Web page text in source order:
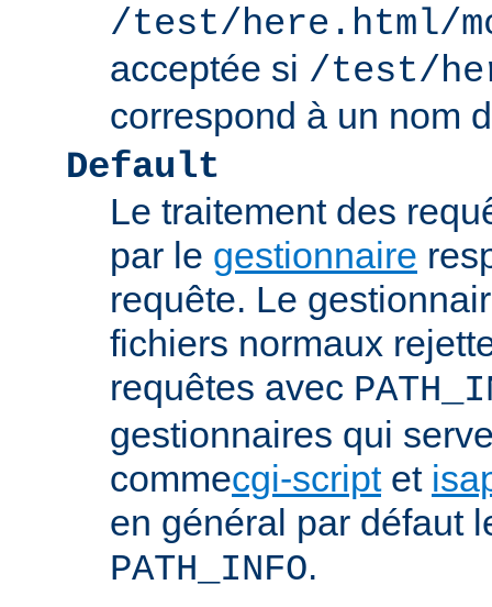
/test/here.html/
acceptée si /test/
correspond à un nom
Default
Le traitement des
par le gestionnaire
requête. Le
fichiers normaux
requêtes avec
gestionnaires qui
commecgi-scriptet
en général par défaut
PATH_INFO.